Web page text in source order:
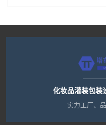
化妆品灌装包装
实力工厂、